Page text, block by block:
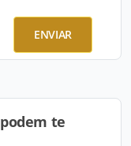
ENVIAR
te